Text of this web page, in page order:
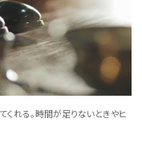
れる。時間が足りないときやヒ